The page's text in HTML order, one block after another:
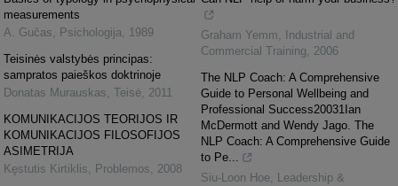
measurements
A. Gučas, Psichologija, 1989
Teisinės valstybės principas:
sampratos paieškos doktrinoje
Donatas Murauskas, Teisė, 2011
KOMUNIKACIJOS TEORIJOS IR
KOMUNIKACIJOS FILOSOFIJOS
ASIMETRIJA
Kęstutis Kirtiklis, Problemos, 2008
Graham Yemm,
Industrial and
Commercial Training, 2006
The NLP Coach: A Comprehensive
Guide to Personal Wellbeing and
Professional Success20031Ian
McDermott and Wendy Jago. The
NLP Coach: A Comprehensive Guide
to Pe...
Siu‐Loon Hoe, Leadership &